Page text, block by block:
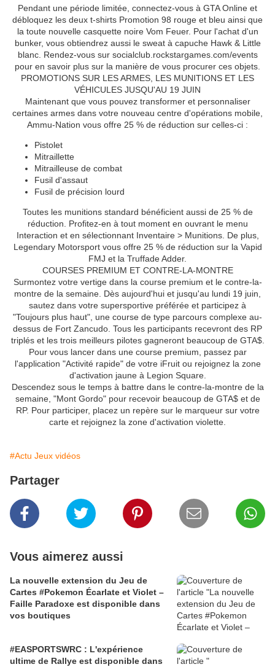
Pendant une période limitée, connectez-vous à GTA Online et
débloquez les deux t-shirts Promotion 98 rouge et bleu ainsi que
la toute nouvelle casquette noire Vom Feuer. Pour l'achat d'un
bunker, vous obtiendrez aussi le sweat à capuche Hawk & Little
blanc. Rendez-vous sur socialclub.rockstargames.com/events
pour en savoir plus sur la manière de vous procurer ces objets.
PROMOTIONS SUR LES ARMES, LES MUNITIONS ET LES
VÉHICULES JUSQU'AU 19 JUIN
Maintenant que vous pouvez transformer et personnaliser
certaines armes dans votre nouveau centre d'opérations mobile,
Ammu-Nation vous offre 25 % de réduction sur celles-ci :
Pistolet
Mitraillette
Mitrailleuse de combat
Fusil d'assaut
Fusil de précision lourd
Toutes les munitions standard bénéficient aussi de 25 % de
réduction. Profitez-en à tout moment en ouvrant le menu
Interaction et en sélectionnant Inventaire > Munitions. De plus,
Legendary Motorsport vous offre 25 % de réduction sur la Vapid
FMJ et la Truffade Adder.
COURSES PREMIUM ET CONTRE-LA-MONTRE
Surmontez votre vertige dans la course premium et le contre-la-
montre de la semaine. Dès aujourd'hui et jusqu'au lundi 19 juin,
sautez dans votre supersportive préférée et participez à
"Toujours plus haut", une course de type parcours complexe au-
dessus de Fort Zancudo. Tous les participants recevront des RP
triplés et les trois meilleurs pilotes gagneront beaucoup de GTA$.
Pour vous lancer dans une course premium, passez par
l'application "Activité rapide" de votre iFruit ou rejoignez la zone
d'activation jaune à Legion Square.
Descendez sous le temps à battre dans le contre-la-montre de la
semaine, "Mont Gordo" pour recevoir beaucoup de GTA$ et de
RP. Pour participer, placez un repère sur le marqueur sur votre
carte et rejoignez la zone d'activation violette.
#Actu Jeux vidéos
Partager
Vous aimerez aussi
La nouvelle extension du Jeu de
Cartes #Pokemon Écarlate et Violet –
Faille Paradoxe est disponible dans
vos boutiques
#EASPORTSWRC : L'expérience
ultime de Rallye est disponible dans